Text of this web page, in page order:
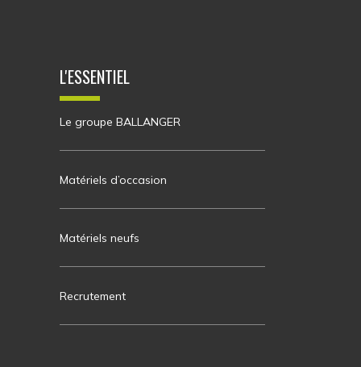
L'ESSENTIEL
Le groupe BALLANGER
Matériels d’occasion
Matériels neufs
Recrutement